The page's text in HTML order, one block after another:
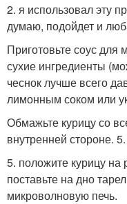
2. я использовал эту
думаю, подойдет и
Приготовьте соус
сухие ингредиенты
чеснок лучше всего
лимонным соком или
Обмажьте курицу со
внутренней стороне. 5.
5. положите курицу на
поставьте на дно
микроволновую печь.